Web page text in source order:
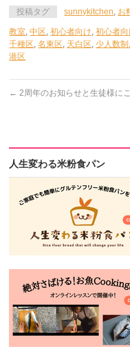
投稿タグ sunnykitchen, お
教室,中区,初心者向け,初心者
千種区,名東区, 天白区, 少人数
港区
← 2周年のお知らせと生徒様に
人生変わる米粉食パン